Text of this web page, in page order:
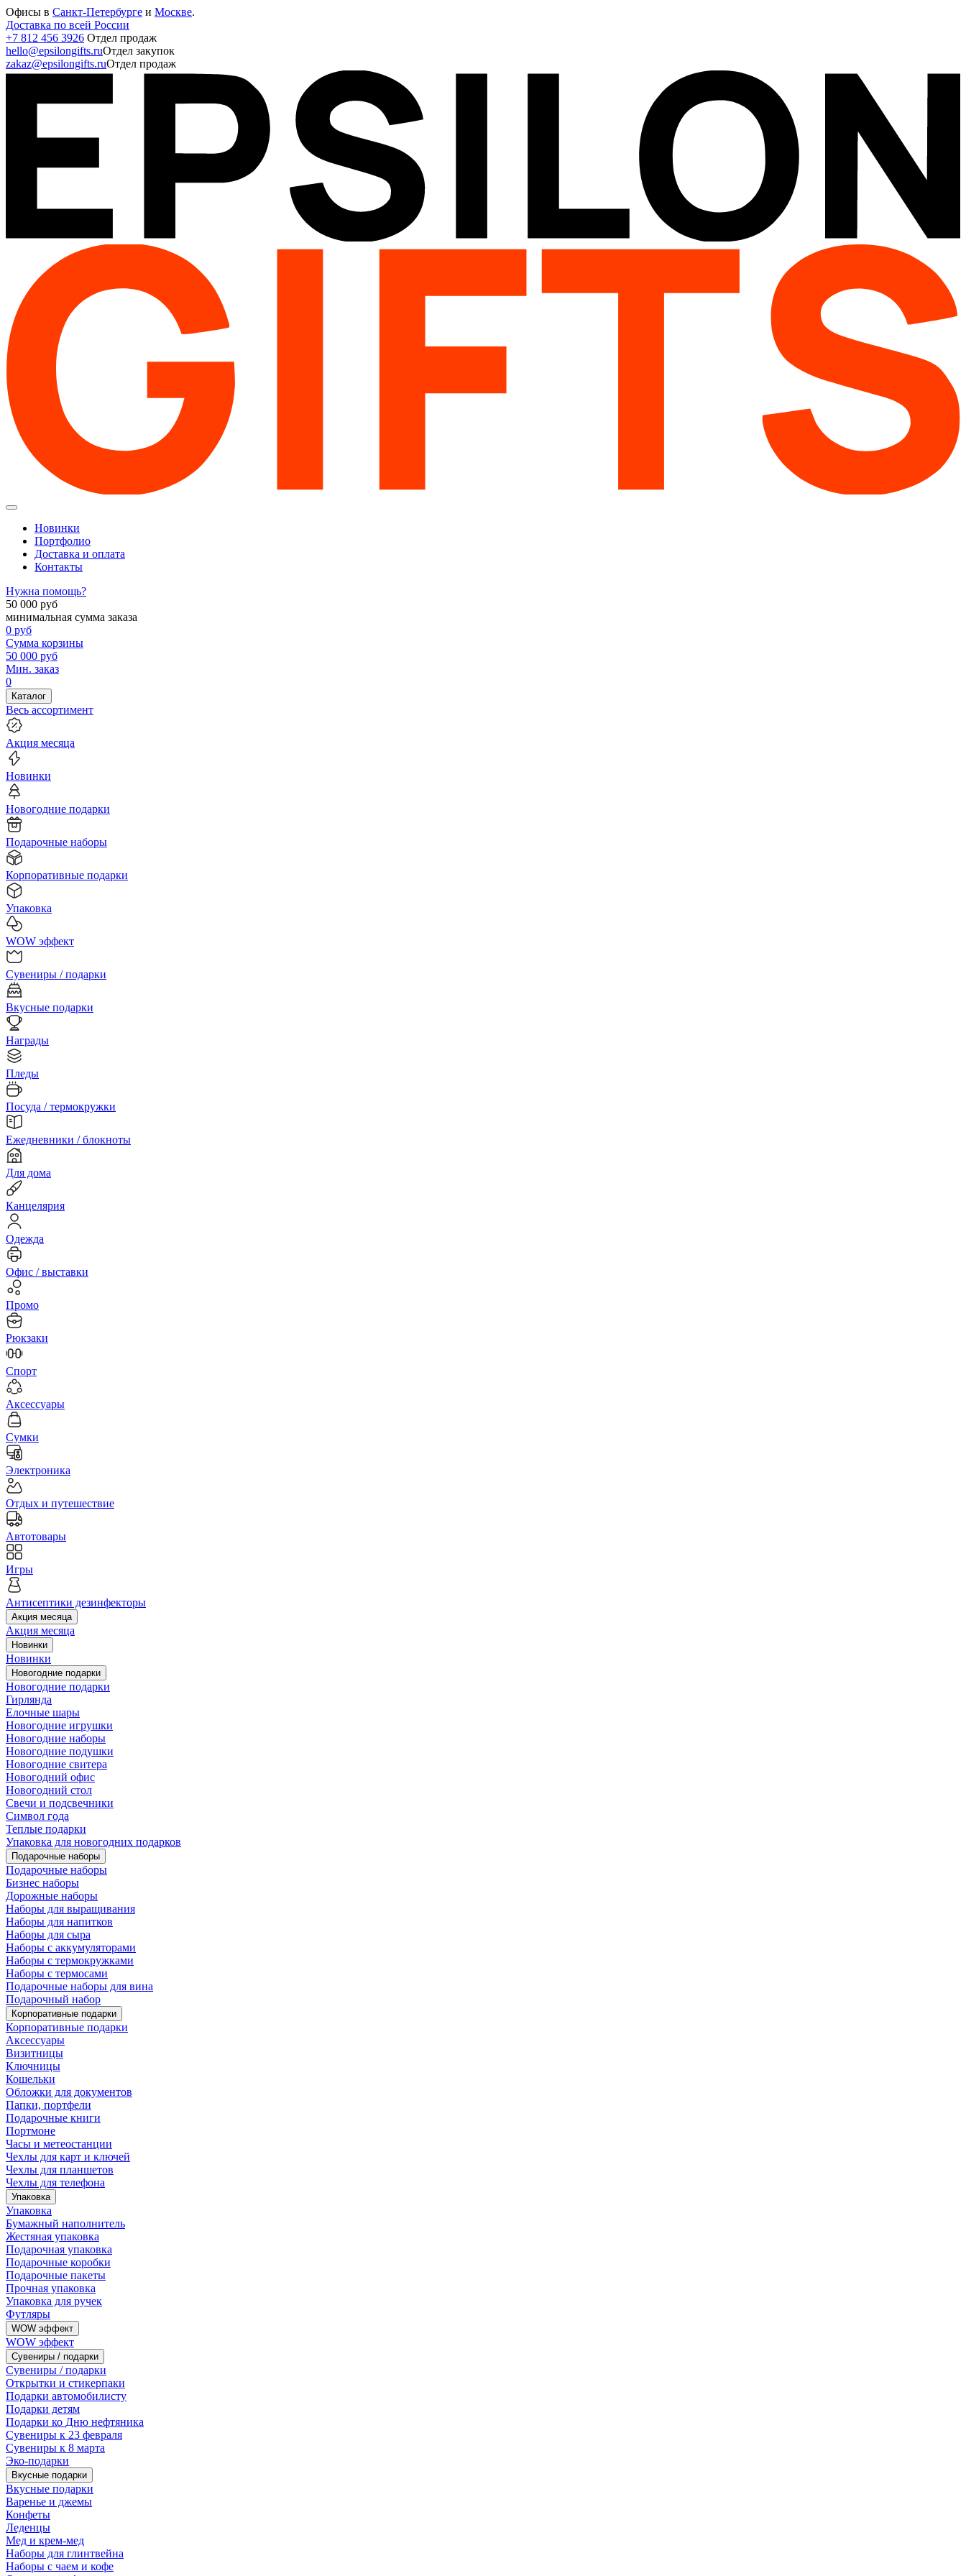
Офисы в Санкт-Петербурге и Москве.
Доставка по всей России
+7 812 456 3926 Отдел продаж
hello@epsilongifts.ruОтдел закупок
zakaz@epsilongifts.ruОтдел продаж
Новинки
Портфолио
Доставка и оплата
Контакты
Нужна помощь?
50 000 руб
минимальная сумма заказа
0 руб
Сумма корзины
50 000 руб
Мин. заказ
0
Каталог
Весь ассортимент
Акция месяца
Новинки
Новогодние подарки
Подарочные наборы
Корпоративные подарки
Упаковка
WOW эффект
Сувениры / подарки
Вкусные подарки
Награды
Пледы
Посуда / термокружки
Ежедневники / блокноты
Для дома
Канцелярия
Одежда
Офис / выставки
Промо
Рюкзаки
Спорт
Аксессуары
Сумки
Электроника
Отдых и путешествие
Автотовары
Игры
Антисептики дезинфекторы
Акция месяца
Акция месяца
Новинки
Новинки
Новогодние подарки
Новогодние подарки
Гирлянда
Елочные шары
Новогодние игрушки
Новогодние наборы
Новогодние подушки
Новогодние свитера
Новогодний офис
Новогодний стол
Свечи и подсвечники
Символ года
Теплые подарки
Упаковка для новогодних подарков
Подарочные наборы
Подарочные наборы
Бизнес наборы
Дорожные наборы
Наборы для выращивания
Наборы для напитков
Наборы для сыра
Наборы с аккумуляторами
Наборы с термокружками
Наборы с термосами
Подарочные наборы для вина
Подарочный набор
Корпоративные подарки
Корпоративные подарки
Аксессуары
Визитницы
Ключницы
Кошельки
Обложки для документов
Папки, портфели
Подарочные книги
Портмоне
Часы и метеостанции
Чехлы для карт и ключей
Чехлы для планшетов
Чехлы для телефона
Упаковка
Упаковка
Бумажный наполнитель
Жестяная упаковка
Подарочная упаковка
Подарочные коробки
Подарочные пакеты
Прочная упаковка
Упаковка для ручек
Футляры
WOW эффект
WOW эффект
Сувениры / подарки
Сувениры / подарки
Открытки и стикерпаки
Подарки автомобилисту
Подарки детям
Подарки ко Дню нефтяника
Сувениры к 23 февраля
Сувениры к 8 марта
Эко-подарки
Вкусные подарки
Вкусные подарки
Варенье и джемы
Конфеты
Леденцы
Мед и крем-мед
Наборы для глинтвейна
Наборы с чаем и кофе